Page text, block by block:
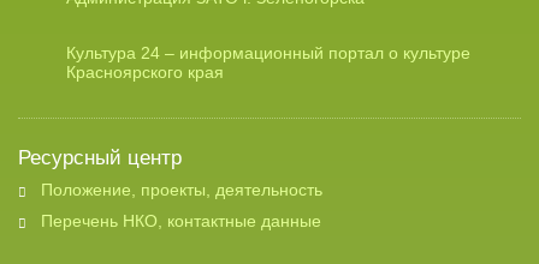
Культура 24 – информационный портал о культуре
Красноярского края
Ресурсный центр
Положение, проекты, деятельность
Перечень НКО, контактные данные